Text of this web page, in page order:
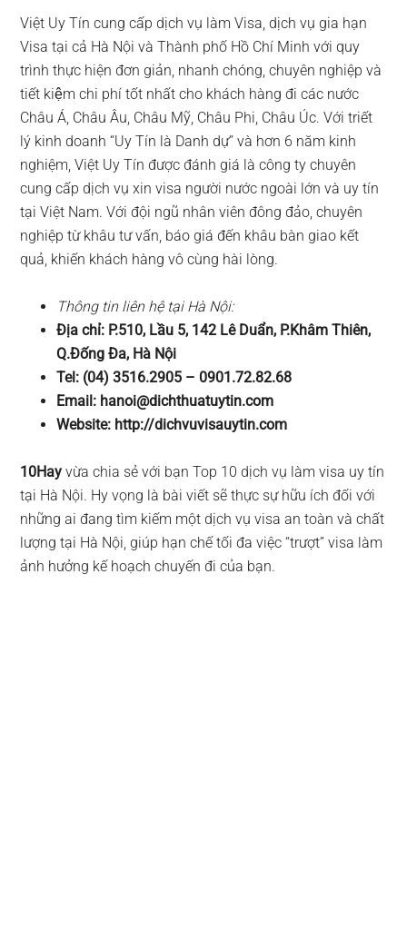
Việt Uy Tín cung cấp dịch vụ làm Visa, dịch vụ gia hạn
Visa tại cả Hà Nội và Thành phố Hồ Chí Minh với quy
trình thực hiện đơn giản, nhanh chóng, chuyên nghiệp và
tiết kiệm chi phí tốt nhất cho khách hàng đi các nước
Châu Á, Châu Âu, Châu Mỹ, Châu Phi, Châu Úc. Với triết
lý kinh doanh “Uy Tín là Danh dự” và hơn 6 năm kinh
nghiệm, Việt Uy Tín được đánh giá là công ty chuyên
cung cấp dịch vụ xin visa người nước ngoài lớn và uy tín
tại Việt Nam. Với đội ngũ nhân viên đông đảo, chuyên
nghiệp từ khâu tư vấn, báo giá đến khâu bàn giao kết
quả, khiến khách hàng vô cùng hài lòng.
Thông tin liên hệ tại Hà Nội:
Địa chỉ: P.510, Lầu 5, 142 Lê Duẩn, P.Khâm Thiên,
Q.Đống Đa, Hà Nội
Tel: (04) 3516.2905 – 0901.72.82.68
Email: hanoi@dichthuatuytin.com
Website: http://dichvuvisauytin.com
10Hay vừa chia sẻ với bạn Top 10 dịch vụ làm visa uy tín
tại Hà Nội. Hy vọng là bài viết sẽ thực sự hữu ích đối với
những ai đang tìm kiếm một dịch vụ visa an toàn và chất
lượng tại Hà Nội, giúp hạn chế tối đa việc “trượt” visa làm
ảnh hưởng kế hoạch chuyến đi của bạn.